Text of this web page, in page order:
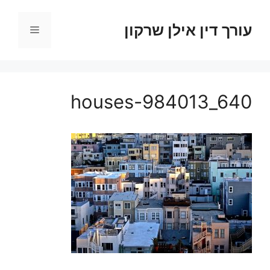
עורך דין אילן שרקון תפריט
houses-984013_640